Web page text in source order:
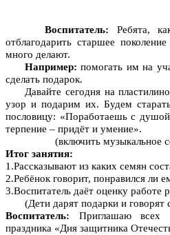
(О.
Воспитатель: Ребята,
отблагодарить старшее
много делают.
Например: помогать им на
сделать подарок.
Давайте сегодня на
узор и подарим их. Будем
пословицу: «Поработаешь с
терпение – придёт и умение».
(включить музыкальное
Итог занятия:
1.Рассказывают из каких семян
2.Ребёнок говорит, понравился ли
3.Воспитатель даёт оценку работе
(Дети дарят подарки и говорят
Воспитатель: Приглашаю всех
праздника «Дня защитника